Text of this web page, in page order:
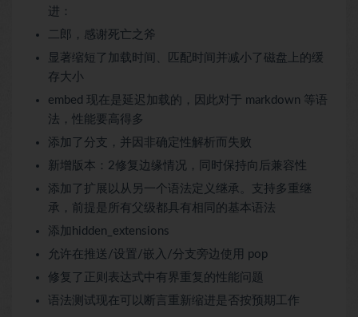
进：
二郎，感谢死亡之斧
显著缩短了加载时间、匹配时间并减小了磁盘上的缓
存大小
embed 现在是延迟加载的，因此对于 markdown 等语
法，性能要高得多
添加了分支，并因非确定性解析而失败
新增版本：2修复边缘情况，同时保持向后兼容性
添加了扩展以从另一个语法定义继承。支持多重继
承，前提是所有父级都具有相同的基本语法
添加hidden_extensions
允许在推送/设置/嵌入/分支旁边使用 pop
修复了正则表达式中有界重复的性能问题
语法测试现在可以断言重新缩进是否按预期工作